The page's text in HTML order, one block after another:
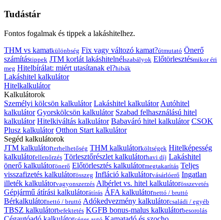
Tudástár
Fontos fogalmak és tippek a lakáshitelhez.
THM vs kamatkülönbség Fix vagy változó kamat?útmutató Önerő
számítástippek JTM korlát lakáshitelnélszabályok Előtörlesztésmikor éri
meg Hitelbírálat: miért utasítanak el?hibák
Lakáshitel kalkulátor
Hitelkalkulátor
Kalkulátorok
Személyi kölcsön kalkulátor Lakáshitel kalkulátor Autóhitel
kalkulátor Gyorskölcsön kalkulátor Szabad felhasználású hitel
kalkulátor Hitelkiváltás kalkulátor Babaváró hitel kalkulátor CSOK
Plusz kalkulátor Otthon Start kalkulátor
Segéd kalkulátorok
JTM kalkulátorterhelhetőség THM kalkulátorköltségek Hitelképesség
kalkulátorellenőrzés Törlesztőrészlet kalkulátorhavi díj Lakáshitel
önerő kalkulátorönerő Előtörlesztés kalkulátormegtakarítás Teljes
visszafizetés kalkulátorösszeg Infláció kalkulátorvásárlóerő Ingatlan
illeték kalkulátorvagyonszerzés Albérlet vs. hitel kalkulátorösszevetés
Gépjármű átírási kalkulátorátírás ÁFA kalkulátornettó / bruttó
Bérkalkulátornettó / bruttó Adókedvezmény kalkulátorcsaládi / egyéb
TBSZ kalkulátorbefektetés KGFB bonus-malus kalkulátorbesorolás